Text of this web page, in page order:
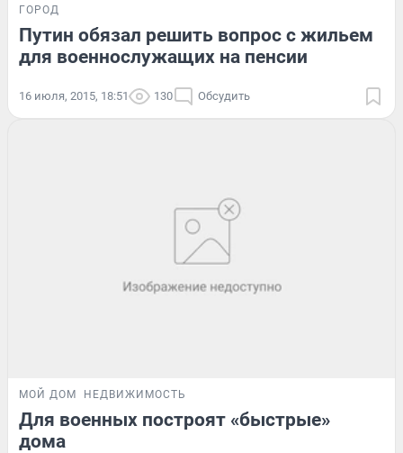
ГОРОД
Путин обязал решить вопрос с жильем
для военнослужащих на пенсии
16 июля, 2015, 18:51 130 Обсудить
МОЙ ДОМ НЕДВИЖИМОСТЬ
Для военных построят «быстрые»
дома